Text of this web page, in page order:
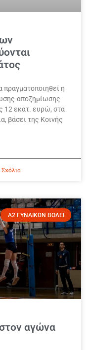
η
αποζημίωσης
12 εκατ. ευρώ, στα
βάσει της Κοινής
Α2 ΓΥΝΑΙΚΩΝ ΒΟΛΕΪ
αγώνα